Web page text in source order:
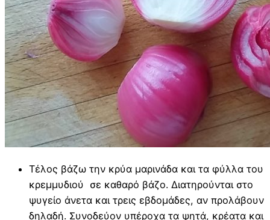
Τέλος βάζω την κρύα μαρινάδα και τα φύλλα του
κρεμμυδιού σε καθαρό βάζο. Διατηρούνται στο
ψυγείο άνετα και τρεις εβδομάδες, αν προλάβουν
δηλαδή. Συνοδεύον υπέροχα τα ψητά, κρέατα και